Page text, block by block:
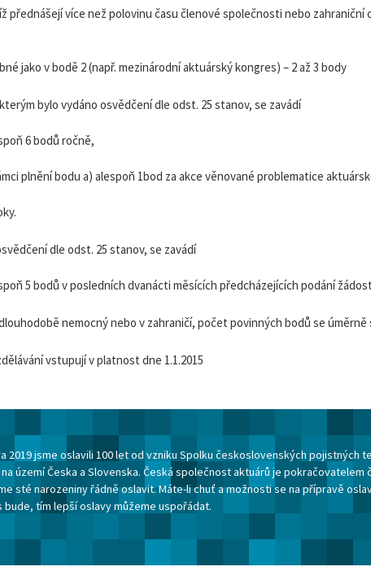
přednášejí více než polovinu času členové společnosti nebo
jako v bodě 2 (např. mezinárodní aktuárský kongres) – 2 až 3 body
bylo vydáno osvědčení dle odst. 25 stanov, se zavádí
6 bodů ročně,
plnění bodu a) alespoň 1bod za akce věnované problematice
dle odst. 25 stanov, se zavádí
5 bodů v posledních dvanácti měsících předcházejících podání
nemocný nebo v zahraničí, počet povinných bodů se úměrně
vstupují v platnost dne 1.1.2015
2019 jsme oslavili 100 let od vzniku Spolku československých pojistných
území Česka a Slovenska. Česká společnost aktuárů je
sté narozeniny řádně oslavit. Máte-li chuť a možnosti se na přípravě
bude, tím lepší oslavy můžeme uspořádat.